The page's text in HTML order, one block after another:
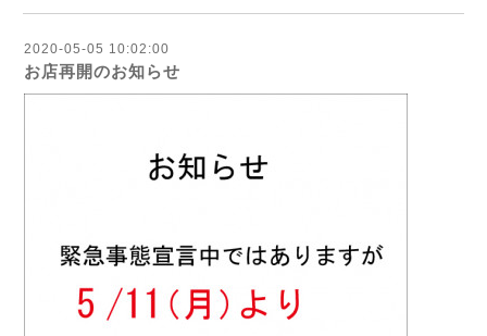
2020-05-05 10:02:00
お店再開のお知らせ